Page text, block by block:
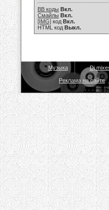
BB коды Вкл.
Смайлы Вкл.
[IMG] код Вкл.
HTML код Выкл.
Музыка Dj
Реклама на сайте